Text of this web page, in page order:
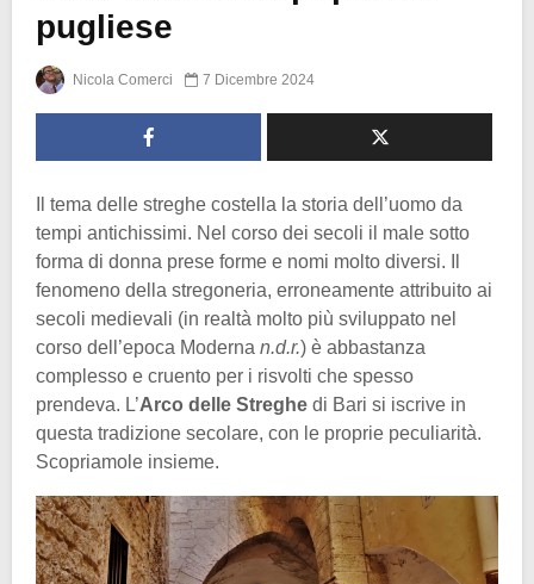
pugliese
Nicola Comerci 7 Dicembre 2024
Il tema delle streghe costella la storia dell’uomo da
tempi antichissimi. Nel corso dei secoli il male sotto
forma di donna prese forme e nomi molto diversi. Il
fenomeno della stregoneria, erroneamente attribuito ai
secoli medievali (in realtà molto più sviluppato nel
corso dell’epoca Moderna n.d.r.) è abbastanza
complesso e cruento per i risvolti che spesso
prendeva. L’Arco delle Streghe di Bari si iscrive in
questa tradizione secolare, con le proprie peculiarità.
Scopriamole insieme.